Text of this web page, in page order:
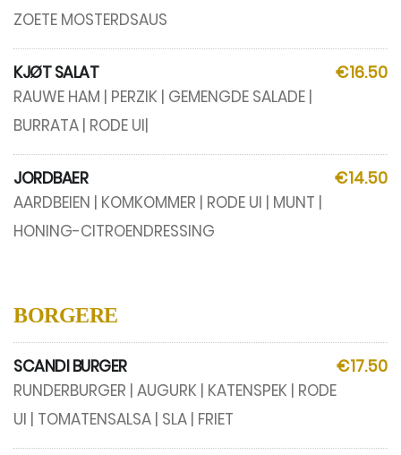
ZOETE MOSTERDSAUS
KJØT SALAT
€16.50
RAUWE HAM | PERZIK | GEMENGDE SALADE |
BURRATA | RODE UI|
JORDBAER
€14.50
AARDBEIEN | KOMKOMMER | RODE UI | MUNT |
HONING-CITROENDRESSING
BORGERE
SCANDI BURGER
€17.50
RUNDERBURGER | AUGURK | KATENSPEK | RODE
UI | TOMATENSALSA | SLA | FRIET